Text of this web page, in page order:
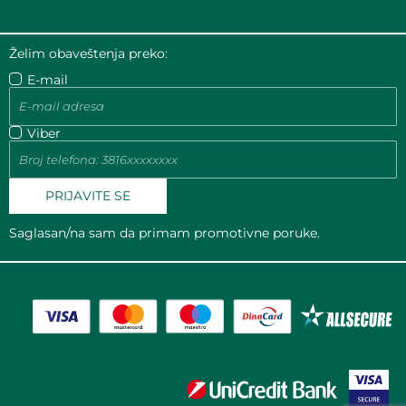
Želim obaveštenja preko:
E-mail
Viber
PRIJAVITE SE
Saglasan/na sam da primam promotivne poruke.